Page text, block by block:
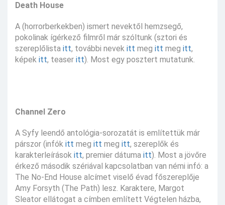
Death House
A (horrorberkekben) ismert nevektől hemzsegő,
pokolinak ígérkező filmről már szóltunk (sztori és
szereplőlista itt, további nevek itt meg itt meg itt,
képek itt, teaser itt). Most egy posztert mutatunk.
Channel Zero
A Syfy leendő antológia-sorozatát is említettük már
párszor (infók itt meg itt meg itt, szereplők és
karakterleírások itt, premier dátuma itt). Most a jövőre
érkező második szériával kapcsolatban van némi infó: a
The No-End House alcímet viselő évad főszereplője
Amy Forsyth (The Path) lesz. Karaktere, Margot
Sleator ellátogat a címben említett Végtelen házba,